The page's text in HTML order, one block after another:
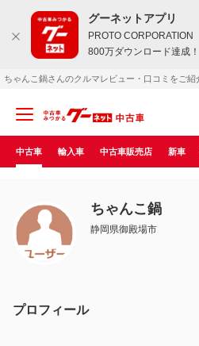
グーネットアプリ
PROTO CORPORATION
800万ダウンロード達成！
ちゃんこ鍋さんのクルマレビュー・口コミをご紹
中古車 輸入車 中古車販売店 新車
ちゃんこ鍋
静岡県御殿場市
プロフィール